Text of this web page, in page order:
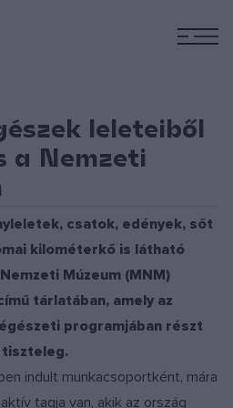
leleteiből
a Nemzeti
csatok, edények, sőt
kilométerkő is látható
Múzeum (MNM)
tárlatában, amely az
programjában részt
indult munkacsoportként, mára
tagja van, akik az ország